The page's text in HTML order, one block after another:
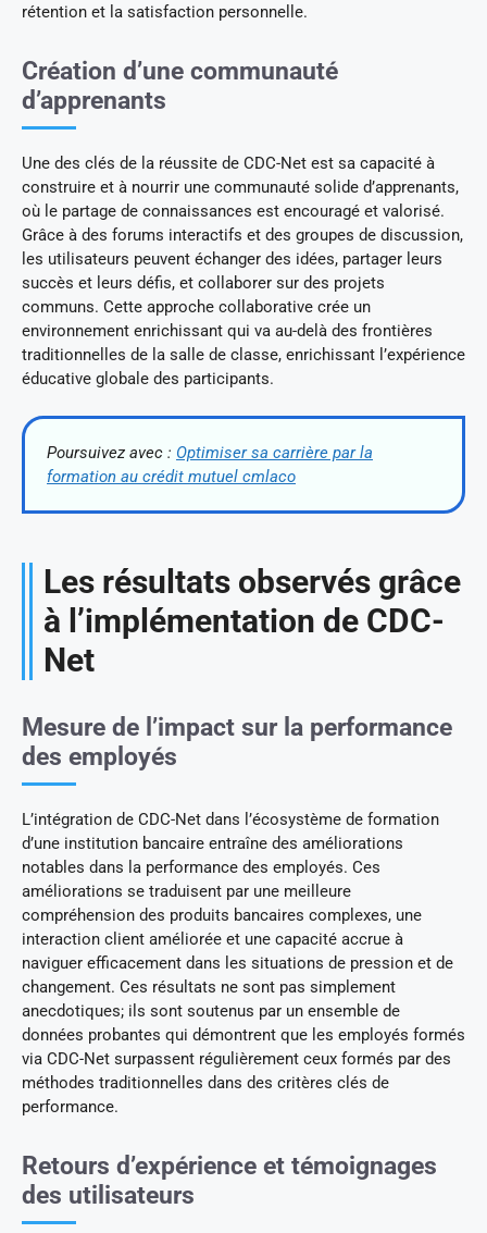
rétention et la satisfaction personnelle.
Création d’une communauté
d’apprenants
Une des clés de la réussite de CDC-Net est sa capacité à
construire et à nourrir une communauté solide d’apprenants,
où le partage de connaissances est encouragé et valorisé.
Grâce à des forums interactifs et des groupes de discussion,
les utilisateurs peuvent échanger des idées, partager leurs
succès et leurs défis, et collaborer sur des projets
communs. Cette approche collaborative crée un
environnement enrichissant qui va au-delà des frontières
traditionnelles de la salle de classe, enrichissant l’expérience
éducative globale des participants.
Poursuivez avec : Optimiser sa carrière par la
formation au crédit mutuel cmlaco
Les résultats observés grâce
à l’implémentation de CDC-
Net
Mesure de l’impact sur la performance
des employés
L’intégration de CDC-Net dans l’écosystème de formation
d’une institution bancaire entraîne des améliorations
notables dans la performance des employés. Ces
améliorations se traduisent par une meilleure
compréhension des produits bancaires complexes, une
interaction client améliorée et une capacité accrue à
naviguer efficacement dans les situations de pression et de
changement. Ces résultats ne sont pas simplement
anecdotiques; ils sont soutenus par un ensemble de
données probantes qui démontrent que les employés formés
via CDC-Net surpassent régulièrement ceux formés par des
méthodes traditionnelles dans des critères clés de
performance.
Retours d’expérience et témoignages
des utilisateurs